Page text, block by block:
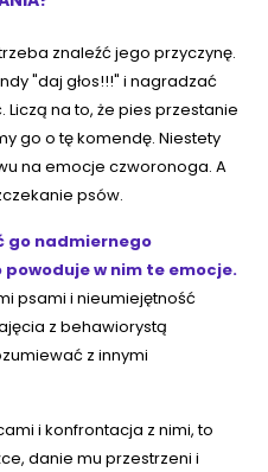
znaleźć jego przyczynę.
"daj głos!!!" i nagradzać
na to, że pies przestanie
go o tę komendę. Niestety
na emocje czworonoga. A
psów.
go nadmiernego
w nim te emocje.
psami i nieumiejętność
z behawiorystą
z innymi
i konfrontacja z nimi, to
danie mu przestrzeni i